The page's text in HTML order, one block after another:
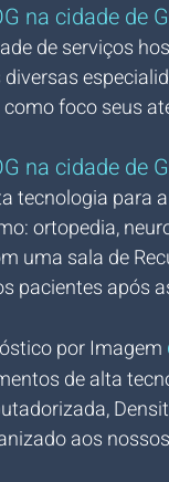
na cidade de
de serviços
foco seus
na cidade de
tecnologia para
ortopedia,
uma sala de
pacientes após
por Imagem
de alta
aos